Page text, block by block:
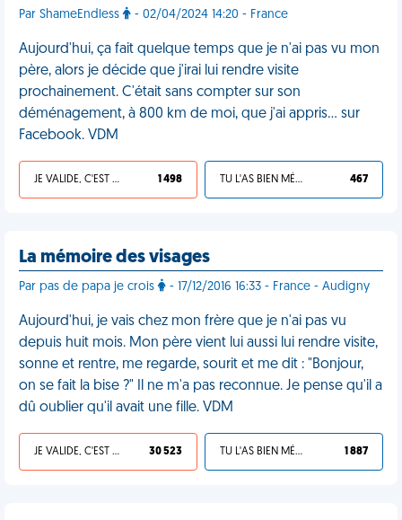
Par ShameEndless - 02/04/2024 14:20 - France
Aujourd'hui, ça fait quelque temps que je n'ai pas vu mon
père, alors je décide que j'irai lui rendre visite
prochainement. C'était sans compter sur son
déménagement, à 800 km de moi, que j'ai appris… sur
Facebook. VDM
JE VALIDE, C'EST UNE VDM 1 498 TU L'AS BIEN MÉRITÉ 467
La mémoire des visages
Par pas de papa je crois - 17/12/2016 16:33 - France - Audigny
Aujourd'hui, je vais chez mon frère que je n'ai pas vu
depuis huit mois. Mon père vient lui aussi lui rendre visite,
sonne et rentre, me regarde, sourit et me dit : "Bonjour,
on se fait la bise ?" Il ne m'a pas reconnue. Je pense qu'il a
dû oublier qu'il avait une fille. VDM
JE VALIDE, C'EST UNE VDM 30 523 TU L'AS BIEN MÉRITÉ 1 887